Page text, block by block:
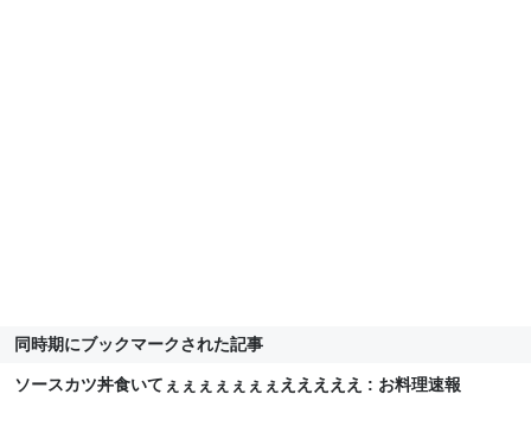
同時期にブックマークされた記事
ソースカツ丼食いてぇぇぇぇぇぇぇえええええ : お料理速報